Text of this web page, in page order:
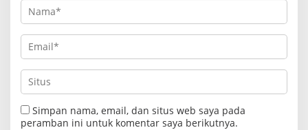
Simpan nama, email, dan situs web saya pada
peramban ini untuk komentar saya berikutnya.